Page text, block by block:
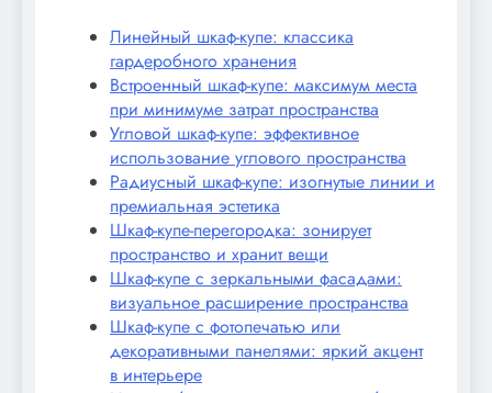
Линейный шкаф-купе: классика
гардеробного хранения
Встроенный шкаф-купе: максимум места
при минимуме затрат пространства
Угловой шкаф-купе: эффективное
использование углового пространства
Радиусный шкаф-купе: изогнутые линии и
премиальная эстетика
Шкаф-купе-перегородка: зонирует
пространство и хранит вещи
Шкаф-купе с зеркальными фасадами:
визуальное расширение пространства
Шкаф-купе с фотопечатью или
декоративными панелями: яркий акцент
в интерьере